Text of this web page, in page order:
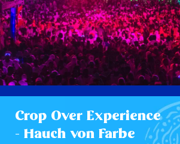
Crop Over Experience
- Hauch von Farbe